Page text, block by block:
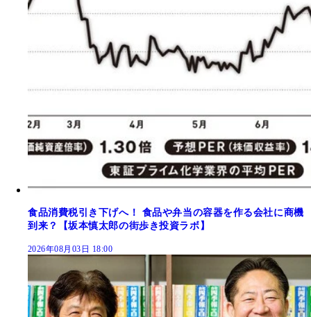
食品消費税引き下げへ！ 食品や弁当の容器を作る会社に商機
到来？【坂本慎太郎の街歩き投資ラボ】
2026年08月03日 18:00